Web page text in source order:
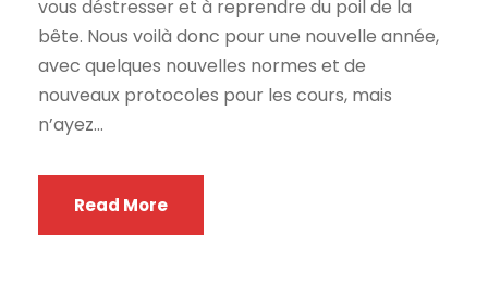
vous déstresser et à reprendre du poil de la
bête. Nous voilà donc pour une nouvelle année,
avec quelques nouvelles normes et de
nouveaux protocoles pour les cours, mais
n’ayez...
Read More